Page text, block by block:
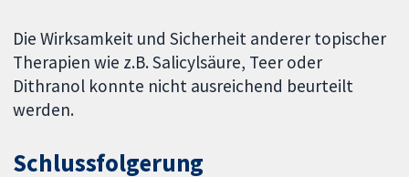
Die Wirksamkeit und Sicherheit anderer topischer
Therapien wie z.B. Salicylsäure, Teer oder
Dithranol konnte nicht ausreichend beurteilt
werden.
Schlussfolgerung